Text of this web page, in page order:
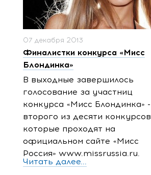
07 декабря 2013
Финалистки конкурса «Мисс
Блондинка»
В выходные завершилось
голосование за участниц
конкурса «Мисс Блондинка» -
второго из десяти конкурсов,
которые проходят на
официальном сайте «Мисс
Россия» www.missrussia.ru.
Читать далее...